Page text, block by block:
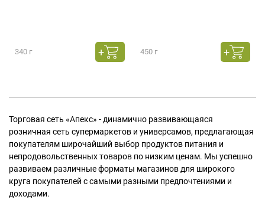
340 г 450 г
Торговая сеть «Апекс» - динамично развивающаяся
розничная сеть супермаркетов и универсамов, предлагающая
покупателям широчайший выбор продуктов питания и
непродовольственных товаров по низким ценам. Мы успешно
развиваем различные форматы магазинов для широкого
круга покупателей с самыми разными предпочтениями и
доходами.